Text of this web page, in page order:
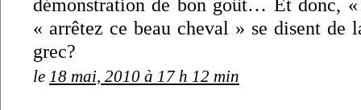
démonstration de bon goût… Et donc,
« arrêtez ce beau cheval » se disent de
grec?
le 18 mai, 2010 à 17 h 12 min